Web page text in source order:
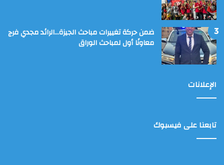
ضمن حركة تغييرات مباحث الجيزة…الرائد مجدي فرج
معاونًا أول لمباحث الوراق
الإعلانات
تابعنا على فيسبوك